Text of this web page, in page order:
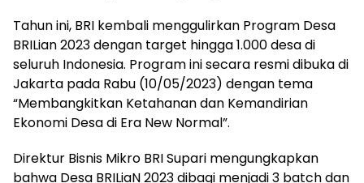
Tahun ini, BRI kembali menggulirkan Program Desa
BRILian 2023 dengan target hingga 1.000 desa di
seluruh Indonesia. Program ini secara resmi dibuka di
Jakarta pada Rabu (10/05/2023) dengan tema
“Membangkitkan Ketahanan dan Kemandirian
Ekonomi Desa di Era New Normal”.
Direktur Bisnis Mikro BRI Supari mengungkapkan
bahwa Desa BRILiaN 2023 dibagi menjadi 3 batch dan